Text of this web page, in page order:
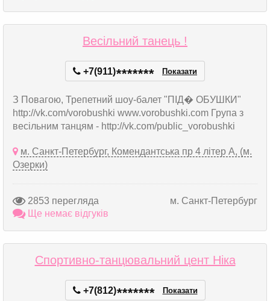
Весільний танець !
+7(911)******* Показати
З Повагою, Трепетний шоу-балет "ПІД� ОБУШКИ"
http://vk.com/vorobushki www.vorobushki.com Група з
весільним танцям - http://vk.com/public_vorobushki
м. Санкт-Петербург, Комендантська пр 4 літер А, (м.
Озерки)
2853 перегляда
м. Санкт-Петербург
Ще немає відгуків
Спортивно-танцювальний цент Ніка
+7(812)******* Показати